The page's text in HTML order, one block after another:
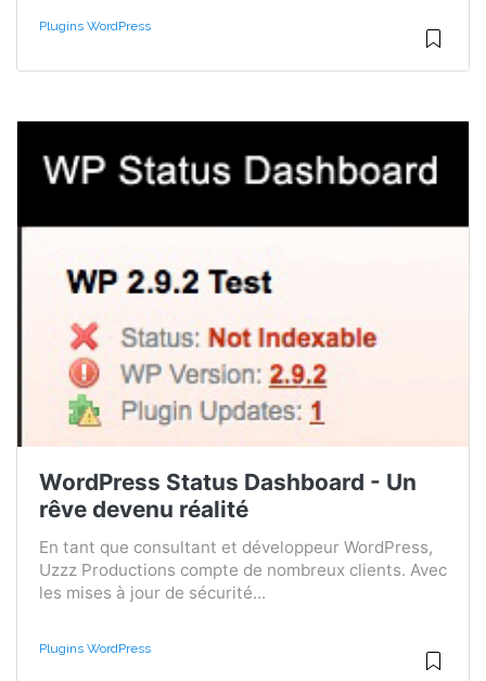
Plugins WordPress
WordPress Status Dashboard - Un
rêve devenu réalité
En tant que consultant et développeur WordPress,
Uzzz Productions compte de nombreux clients. Avec
les mises à jour de sécurité...
Plugins WordPress